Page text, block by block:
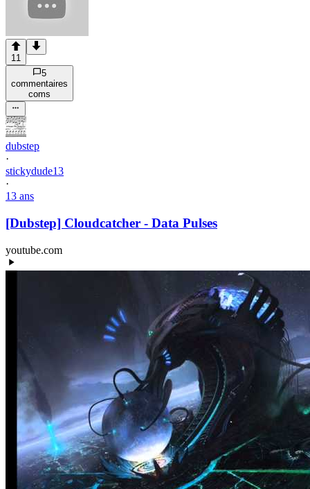
11
5
commentaires
coms
dubstep
·
stickydude13
·
13 ans
[Dubstep] Cloudcatcher - Data Pulses
youtube.com